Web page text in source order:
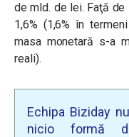
de mld. de lei. Faţă de
1,6% (1,6% în
masa monetară s-a
reali).
Echipa Biziday
nicio formă